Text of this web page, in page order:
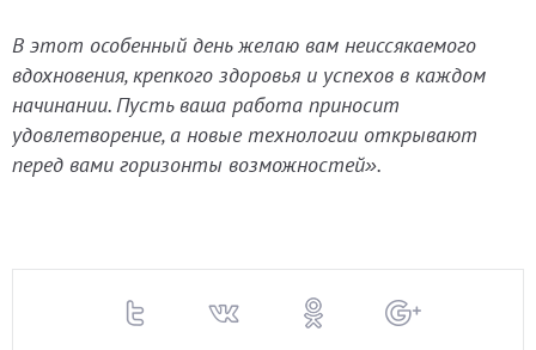
В этот особенный день желаю вам неиссякаемого
вдохновения, крепкого здоровья и успехов в каждом
начинании. Пусть ваша работа приносит
удовлетворение, а новые технологии открывают
перед вами горизонты возможностей».